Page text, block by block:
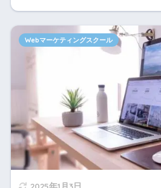
Webマーケティングスクール